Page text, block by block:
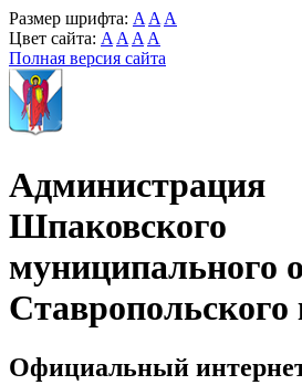
Размер шрифта: A A A
Цвет сайта: A A A A
Полная версия сайта
Администрация
Шпаковского
муниципального
Ставропольского
Официальный